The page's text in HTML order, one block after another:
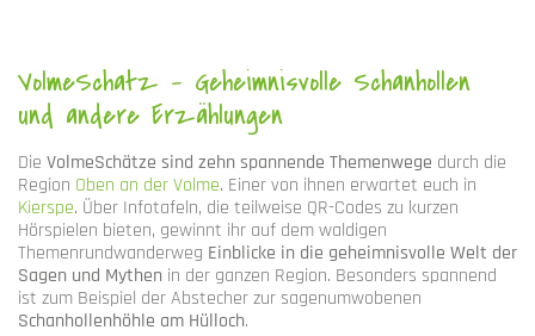
VolmeSchatz - Geheimnisvolle Schanhollen
und andere Erzählungen
Die VolmeSchätze sind zehn spannende Themenwege durch die
Region Oben an der Volme. Einer von ihnen erwartet euch in
Kierspe. Über Infotafeln, die teilweise QR-Codes zu kurzen
Hörspielen bieten, gewinnt ihr auf dem waldigen
Themenrundwanderweg Einblicke in die geheimnisvolle Welt der
Sagen und Mythen in der ganzen Region. Besonders spannend
ist zum Beispiel der Abstecher zur sagenumwobenen
Schanhollenhöhle am Hülloch.